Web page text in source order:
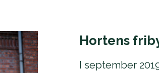
Hortens
I september